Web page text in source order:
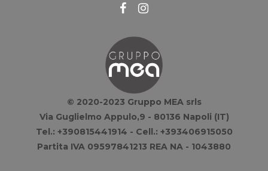
© 2020-2023 Gruppo MEA srls
Via Guglielmo Appulo,9 - 80136 Napoli (IT)
Tel.: +390815441914 - Cell.: +393406915050
Partita IVA 09597841213 REA NA - 1043880